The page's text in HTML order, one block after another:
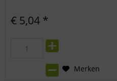
€ 5,04 *
Merken